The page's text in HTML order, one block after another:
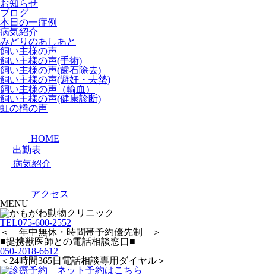
お知らせ
ブログ
本日の一症例
病気紹介
みどりのあしあと
飼い主様の声
飼い主様の声(手術)
飼い主様の声(歯石除去)
飼い主様の声(避妊・去勢)
飼い主様の声（輸血）
飼い主様の声(健康診断)
虹の橋の声
HOME
出勤表
病気紹介
アクセス
MENU
TEL075-600-2552
＜ 年中無休・時間帯予約優先制 ＞
■提携獣医師との電話相談窓口■
050-2018-6612
＜24時間365日電話相談専用ダイヤル＞